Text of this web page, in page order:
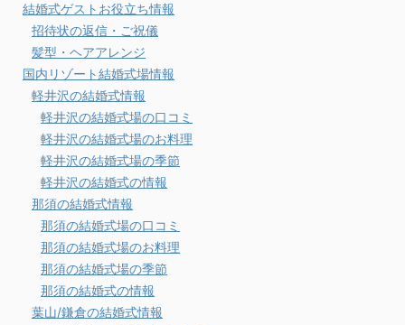
結婚式ゲストお役立ち情報
招待状の返信・ご祝儀
髪型・ヘアアレンジ
国内リゾート結婚式場情報
軽井沢の結婚式情報
軽井沢の結婚式場の口コミ
軽井沢の結婚式場のお料理
軽井沢の結婚式場の季節
軽井沢の結婚式の情報
那須の結婚式情報
那須の結婚式場の口コミ
那須の結婚式場のお料理
那須の結婚式場の季節
那須の結婚式の情報
葉山/鎌倉の結婚式情報